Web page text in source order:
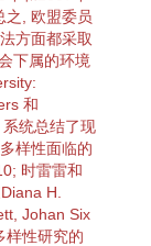
之, 欧盟委员
方面都采取
下属的环境
:
和
统总结了现
多样性面临的
; 时雷雷和
H.
Johan Six
样性研究的